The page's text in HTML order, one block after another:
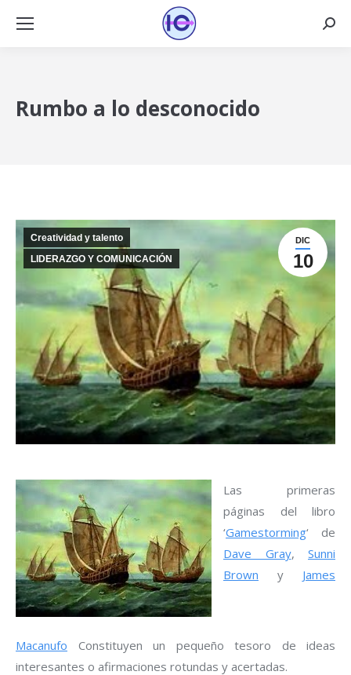
Rumbo a lo desconocido
DIC
10
Creatividad y talento
LIDERAZGO Y COMUNICACIÓN
Las primeras
páginas del libro
‘Gamestorming‘ de
Dave Gray, Sunni
Brown y James
Macanufo Constituyen un pequeño tesoro de ideas
interesantes o afirmaciones rotundas y acertadas.